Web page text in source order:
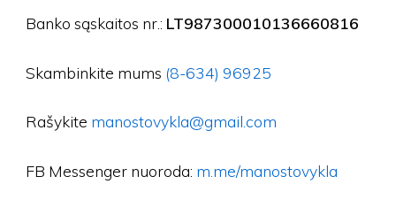
Banko sąskaitos nr.: LT987300010136660816
Skambinkite mums (8-634) 96925
Rašykite manostovykla@gmail.com
FB Messenger nuoroda: m.me/manostovykla